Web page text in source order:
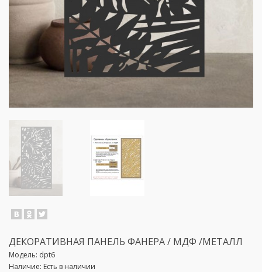
ДЕКОРАТИВНАЯ ПАНЕЛЬ ФАНЕРА / МДФ /МЕТАЛЛ
Модель: dpt6
Наличие: Есть в наличии